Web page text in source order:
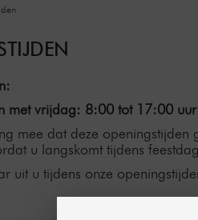
met vrijdag: 8:00 tot 17:00 uur
mee dat deze
u langskomt tijdens
uit u tijdens onze